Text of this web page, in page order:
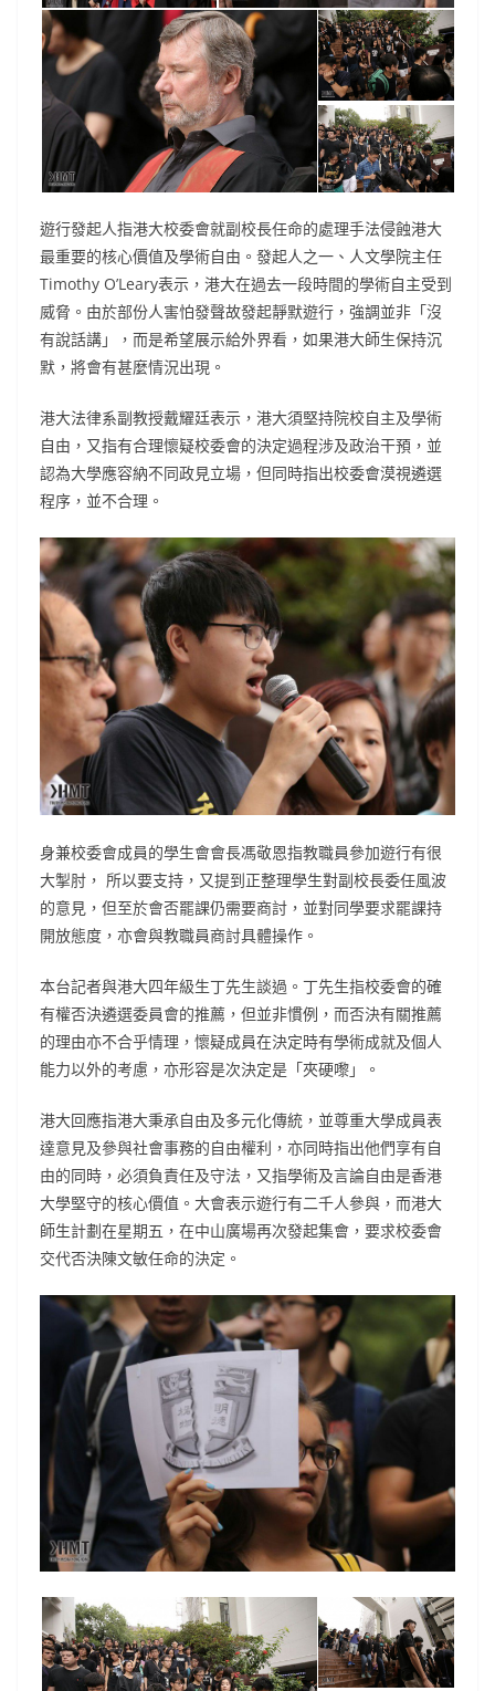
遊行發起人指港大校委會就副校長任命的處理手法侵蝕港大
最重要的核心價值及學術自由。發起人之一、人文學院主任
Timothy O’Leary表示，港大在過去一段時間的學術自主受到
威脅。由於部份人害怕發聲故發起靜默遊行，強調並非「沒
有說話講」，而是希望展示給外界看，如果港大師生保持沉
默，將會有甚麼情況出現。
港大法律系副教授戴耀廷表示，港大須堅持院校自主及學術
自由，又指有合理懷疑校委會的決定過程涉及政治干預，並
認為大學應容納不同政見立場，但同時指出校委會漠視遴選
程序，並不合理。
身兼校委會成員的學生會會長馮敬恩指教職員參加遊行有很
大掣肘， 所以要支持，又提到正整理學生對副校長委任風波
的意見，但至於會否罷課仍需要商討，並對同學要求罷課持
開放態度，亦會與教職員商討具體操作。
本台記者與港大四年級生丁先生談過。丁先生指校委會的確
有權否決遴選委員會的推薦，但並非慣例，而否決有關推薦
的理由亦不合乎情理，懷疑成員在決定時有學術成就及個人
能力以外的考慮，亦形容是次決定是「夾硬嚟」。
港大回應指港大秉承自由及多元化傳統，並尊重大學成員表
達意見及參與社會事務的自由權利，亦同時指出他們享有自
由的同時，必須負責任及守法，又指學術及言論自由是香港
大學堅守的核心價值。大會表示遊行有二千人參與，而港大
師生計劃在星期五，在中山廣場再次發起集會，要求校委會
交代否決陳文敏任命的決定。